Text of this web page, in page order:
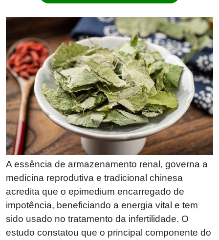
A essência de armazenamento renal, governa a
medicina reprodutiva e tradicional chinesa
acredita que o epimedium encarregado de
impotência, beneficiando a energia vital e tem
sido usado no tratamento da infertilidade. O
estudo constatou que o principal componente do